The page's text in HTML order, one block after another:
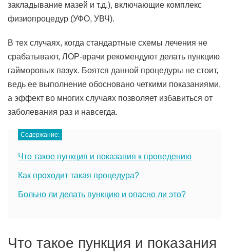
закладывание мазей и т.д.), включающие комплекс
физиопроцедур (УФО, УВЧ).
В тех случаях, когда стандартные схемы лечения не
срабатывают, ЛОР-врачи рекомендуют делать пункцию
гайморовых пазух. Боятся данной процедуры не стоит,
ведь ее выполнение обосновано четкими показаниями,
а эффект во многих случаях позволяет избавиться от
заболевания раз и навсегда.
Содержание:
Что такое пункция и показания к проведению
Как проходит такая процедура?
Больно ли делать пункцию и опасно ли это?
Что такое пункция и показания